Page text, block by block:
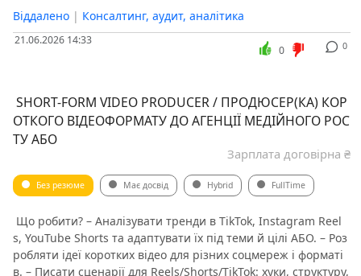
Віддалено | Консалтинг, аудит, аналітика
21.06.2026 14:33 0
0
️ SHORT-FORM VIDEO PRODUCER / ПРОДЮСЕР(КА) КОР
ОТКОГО ВІДЕОФОРМАТУ ДО АГЕНЦІЇ МЕДІЙНОГО РОС
ТУ АБО
Зарплата договірна ₴
Без резюме Має досвід Hybrid FullTime
️ Що робити? – Аналізувати тренди в TikTok, Instagram Reel
s, YouTube Shorts та адаптувати їх під теми й цілі АБО. – Роз
робляти ідеї коротких відео для різних соцмереж і форматі
в. – Писати сценарії для Reels/Shorts/TikTok: хуки, структуру,